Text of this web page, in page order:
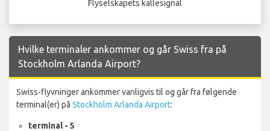
Flyselskapets kallesignal
Hvilke terminaler ankommer og går Swiss fra på
Stockholm Arlanda Airport?
Swiss-flyvninger ankommer vanligvis til og går fra følgende
terminal(er) på Stockholm Arlanda Airport:
terminal - 5